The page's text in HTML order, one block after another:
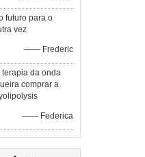
futuro para o
vez
—— Frederic
terapia da onda
comprar a
—— Federica